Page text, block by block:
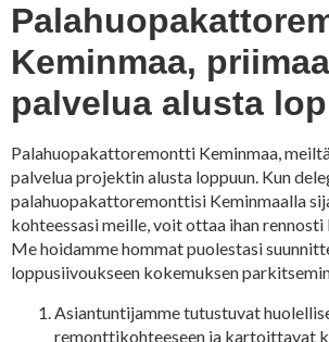
Keminmaa, priimaa
palvelua alusta
Palahuopakattoremontti Keminmaa,
palvelua projektin alusta loppuun. Kun
palahuopakattoremonttisi Keminmaalla
kohteessasi meille, voit ottaa ihan rennosti
Me hoidamme hommat puolestasi
loppusiivoukseen kokemuksen
Asiantuntijamme tutustuvat
remonttikohteeseen ja kartoittavat